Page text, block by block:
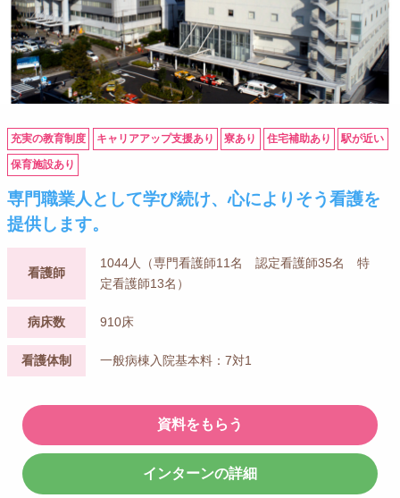
充実の教育制度 キャリアアップ支援あり 寮あり 住宅補助あり 駅が近い
保育施設あり
専門職業人として学び続け、心によりそう看護を
提供します。
看護師
1044人（専門看護師11名 認定看護師35名 特
定看護師13名）
病床数 910床
看護体制 一般病棟入院基本料：7対1
資料をもらう
インターンの詳細